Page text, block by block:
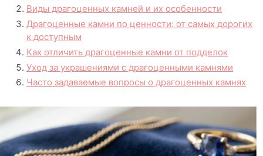
Виды драгоценных камней и их особенности
Драгоценные камни по ценности: от самых дорогих
к доступным
Как отличить драгоценные камни от подделок
Уход за украшениями с драгоценными камнями
Часто задаваемые вопросы о драгоценных камнях